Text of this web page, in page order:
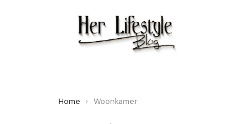
Home › Woonkamer